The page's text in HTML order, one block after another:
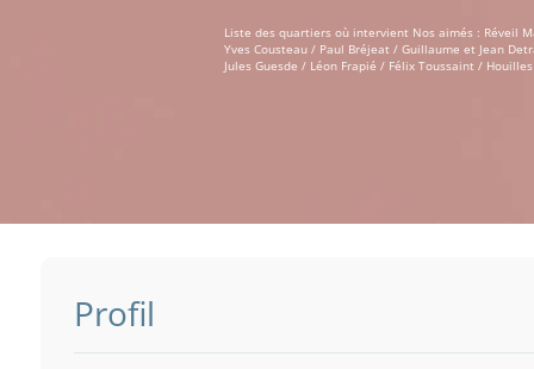
Liste des quartiers où intervient Nos aimés : Réveil
Yves Cousteau / Paul Bréjeat / Guillaume et Jean
Jules Guesde / Léon Frapié / Félix Toussaint /
Profil